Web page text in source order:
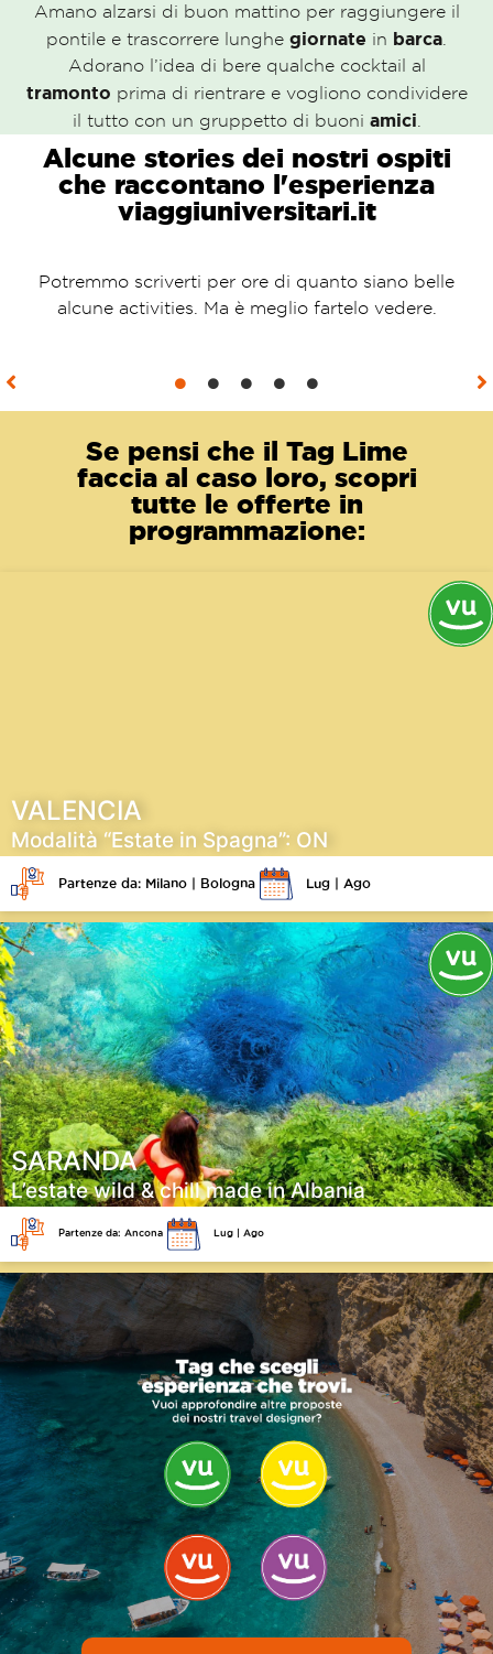
Amano alzarsi di buon mattino per raggiungere il
pontile e trascorrere lunghe giornate in barca
Adorano l’idea di bere qualche cocktail al
tramonto prima di rientrare e vogliono condividere
il tutto con un gruppetto di buoni amici
Alcune stories dei nostri ospiti
che raccontano l'esperienza
viaggiuniversitari.it
Potremmo scriverti per ore di quanto siano belle
alcune activities. Ma è meglio fartelo vedere.
Se pensi che il Tag Lime
faccia al caso loro, scopri
tutte le offerte in
programmazione:
VALENCIA
Modalità “Estate in Spagna”: ON
Partenze da: Milano | Bologna Lug | Ago
SARANDA
L’estate wild & chill made in Albania
Partenze da: Ancona Lug | Ago